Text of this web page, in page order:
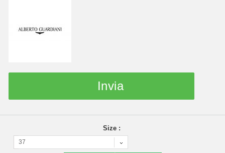
Invia
Size :
37